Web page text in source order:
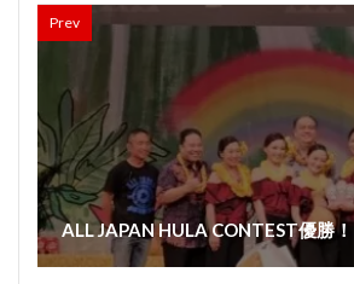
Prev
ALL JAPAN HULA CONTEST優勝！